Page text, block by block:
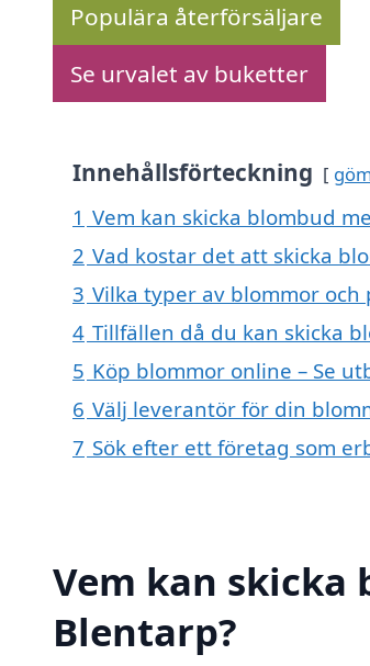
Populära återförsäljare
Se urvalet av buketter
Innehållsförteckning
1 Vem kan skicka blombud
2 Vad kostar det att skicka
3 Vilka typer av blommor
4 Tillfällen då du kan skicka
5 Köp blommor online – Se
6 Välj leverantör för din
7 Sök efter ett företag som
Vem kan skicka
Blentarp?